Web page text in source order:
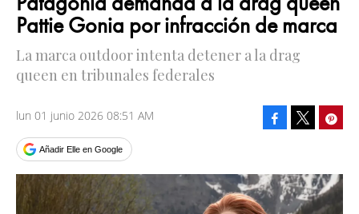
Pattie Gonia por infracción de marca
La marca outdoor intenta detener a la drag
queen en tribunales federales
lun 01 junio 2026 08:51 AM
Añadir Elle en Google
Facebook